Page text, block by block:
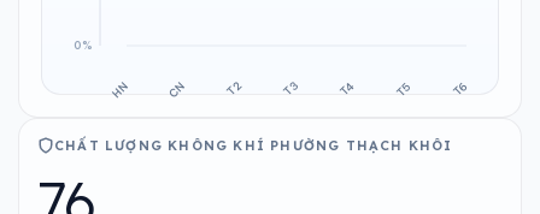
CHẤT LƯỢNG KHÔNG KHÍ PHƯỜNG THẠCH KHÔI